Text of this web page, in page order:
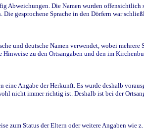
Abweichungen. Die Namen wurden offensichtlich
Die gesprochene Sprache in den Dörfern war
und deutsche Namen verwendet, wobei
zu den Ortsangaben und den im
Angabe der Herkunft. Es wurde deshalb
nicht immer richtig ist. Deshalb ist bei der
zum Status der Eltern oder weitere Angaben wie